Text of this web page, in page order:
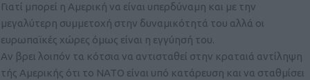
Γιατί μπορεί η Αμερική να είναι υπερδύναμη και με την
μεγαλύτερη συμμετοχή στην δυναμικότητά του αλλά οι
ευρωπαϊκές χώρες όμως είναι η εγγύησή του.
Αν βρει λοιπόν τα κότσια να αντισταθεί στην κραταιά αντίληψη
τής Αμερικής ότι το ΝΑΤΟ είναι υπό κατάρευση και να σταθμίσει